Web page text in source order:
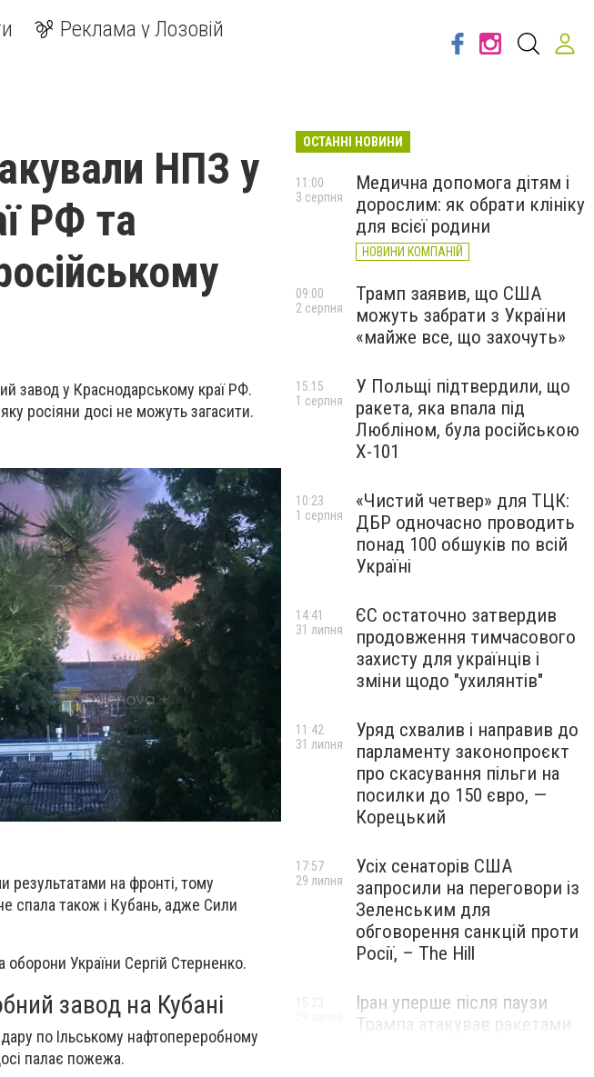
Реклама у Лозовій
НПЗ у
РФ та
завод у Краснодарському краї РФ.
росіяни досі не можуть загасити.
результатами на фронті, тому
спала також і Кубань, адже Сили
оборони України Сергій Стерненко.
завод на Кубані
по Ільському нафтопереробному
палає пожежа.
ОСТАННІ НОВИНИ
Медична допомога дітям і
дорослим: як обрати клініку
для всієї родини
НОВИНИ КОМПАНІЙ
11:00
3 серпня
Трамп заявив, що США
можуть забрати з України
«майже все, що захочуть»
09:00
2 серпня
У Польщі підтвердили, що
ракета, яка впала під
Любліном, була російською
Х-101
15:15
1 серпня
«Чистий четвер» для ТЦК:
ДБР одночасно проводить
понад 100 обшуків по всій
Україні
10:23
1 серпня
ЄС остаточно затвердив
продовження тимчасового
захисту для українців і
зміни щодо "ухилянтів"
14:41
31 липня
Уряд схвалив і направив до
парламенту законопроєкт
про скасування пільги на
посилки до 150 євро, —
Корецький
11:42
31 липня
Усіх сенаторів США
запросили на переговори із
Зеленським для
обговорення санкцій проти
Росії, – The Hill
17:57
29 липня
Іран уперше після паузи
Трампа атакував ракетами
15:23